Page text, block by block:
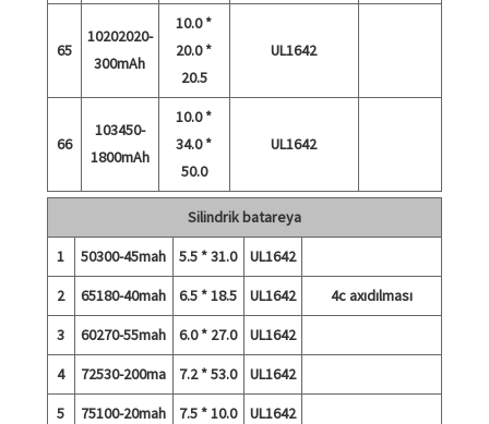
65
10202020-
300mAh
10.0 *
20.0 *
20.5
UL1642
66
103450-
1800mAh
10.0 *
34.0 *
50.0
UL1642
Silindrik batareya
1
50300-45mah 5.5 * 31.0
UL1642
2
65180-40mah 6.5 * 18.5 UL1642
4c axıdılması
3
60270-55mah 6.0 * 27.0
UL1642
4
72530-200ma 7.2 * 53.0
UL1642
5
75100-20mah 7.5 * 10.0
UL1642